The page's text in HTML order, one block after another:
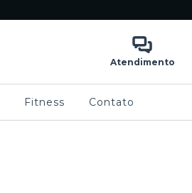
Atendimento
Fitness Contato